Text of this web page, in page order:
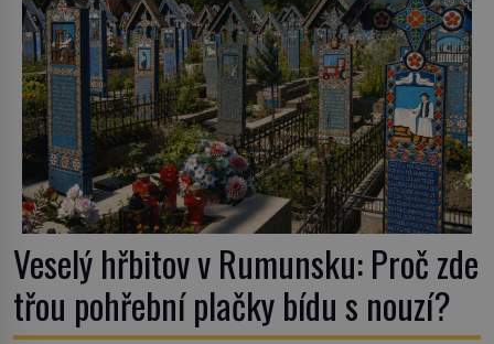
Veselý hřbitov v Rumunsku: Proč zde
třou pohřební plačky bídu s nouzí?